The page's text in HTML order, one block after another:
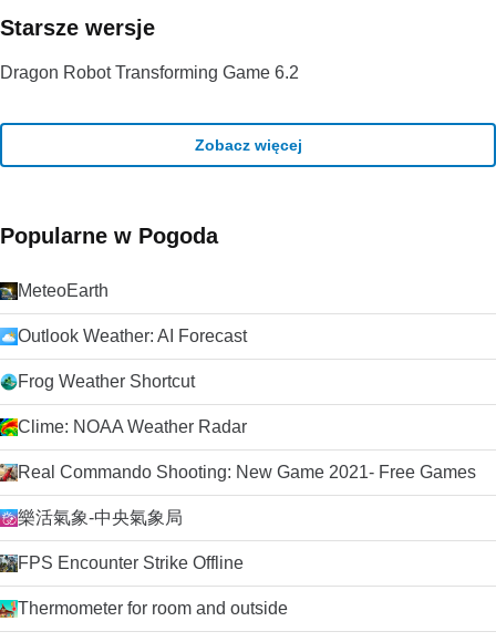
Starsze wersje
Dragon Robot Transforming Game 6.2
Zobacz więcej
Popularne w Pogoda
MeteoEarth
Outlook Weather: AI Forecast
Frog Weather Shortcut
Clime: NOAA Weather Radar
Real Commando Shooting: New Game 2021- Free Games
樂活氣象-中央氣象局
FPS Encounter Strike Offline
Thermometer for room and outside